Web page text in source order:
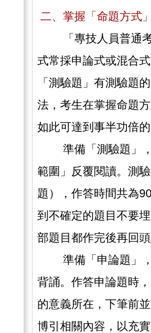
二、掌握「命題方式
「專技人員普通考
式常採申論式或混合
「測驗題」有測驗題
法，考生在掌握命題
如此可達到事半功倍
準備「測驗題」，
範圍」反覆閱讀。測
題），作答時間共為
到不確定的題目不要
部題目都作完後再回
準備「申論題」，
背誦。作答申論題時
的意義所在，下筆前
博引相關內容，以充